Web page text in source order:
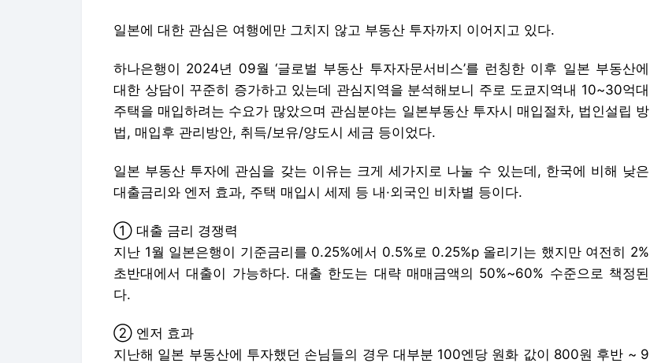
일본에 대한 관심은 여행에만 그치지 않고 부동산 투자까지 이어지고 있다.
하나은행이 2024년 09월 ‘글로벌 부동산 투자자문서비스’를 런칭한 이후 일본 부동산에
대한 상담이 꾸준히 증가하고 있는데 관심지역을 분석해보니 주로 도쿄지역내 10~30억대
주택을 매입하려는 수요가 많았으며 관심분야는 일본부동산 투자시 매입절차, 법인설립 방
법, 매입후 관리방안, 취득/보유/양도시 세금 등이었다.
일본 부동산 투자에 관심을 갖는 이유는 크게 세가지로 나눌 수 있는데, 한국에 비해 낮은
대출금리와 엔저 효과, 주택 매입시 세제 등 내·외국인 비차별 등이다.
① 대출 금리 경쟁력
지난 1월 일본은행이 기준금리를 0.25%에서 0.5%로 0.25%p 올리기는 했지만 여전히 2%
초반대에서 대출이 가능하다. 대출 한도는 대략 매매금액의 50%~60% 수준으로 책정된
다.
② 엔저 효과
지난해 일본 부동산에 투자했던 손님들의 경우 대부분 100엔당 원화 값이 800원 후반 ~ 9